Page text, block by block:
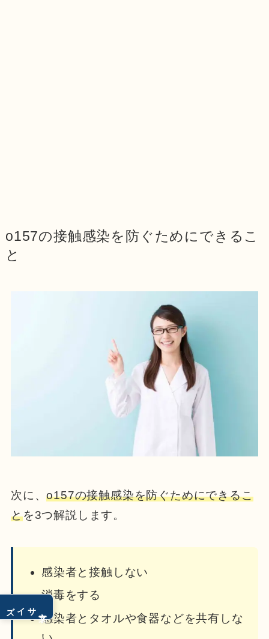
サイズ
o157の接触感染を防ぐためにできるこ
と
次に、o157の接触感染を防ぐためにできるこ
とを3つ解説します。
感染者と接触しない
消毒をする
感染者とタオルや食器などを共有しな